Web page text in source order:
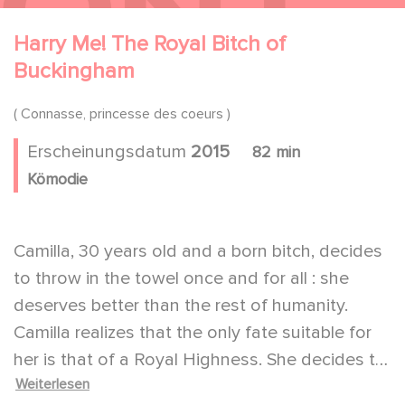
Harry Me! The Royal Bitch of
Buckingham
( Connasse, princesse des coeurs )
Erscheinungsdatum 2015
82 min
Kömodie
Camilla, 30 years old and a born bitch, decides
to throw in the towel once and for all : she
deserves better than the rest of humanity.
Camilla realizes that the only fate suitable for
her is that of a Royal Highness. She decides to
leave for England, the rainy abode of the last
Weiterlesen